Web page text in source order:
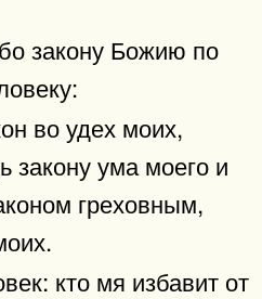
закону Божию по
во удех моих,
ума моего и
греховным,
кто мя избавит от